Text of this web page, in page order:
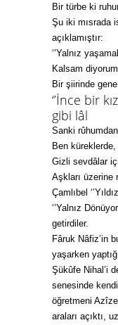
Bir türbe ki
Şu iki mısrada
açıklamıştır:
‘’Yalnız
Kalsam diyorum
Bir şiirinde
‘’İnce bir
gibi lâl
Sanki
Ben küreklerde,
Gizli sevdâlar
Aşkları üzerine
Çamlıbel
‘’Yalnız
getirdiler.
Fâruk Nâfiz’in
yaşarken
Şükûfe Nihal’i
senesinde
öğretmeni
araları açıktı,